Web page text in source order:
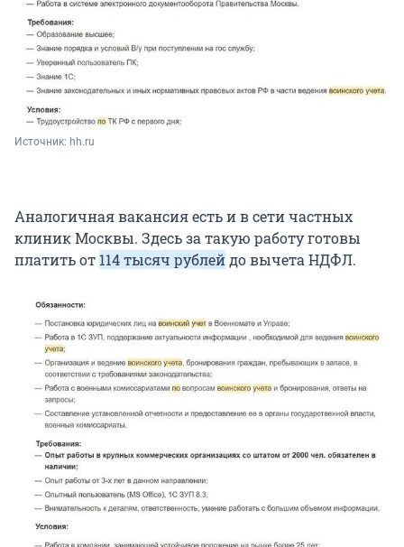
Источник: hh.ru
Аналогичная вакансия есть и в сети частных
клиник Москвы. Здесь за такую работу готовы
платить от 114 тысяч рублейдо вычета НДФЛ.